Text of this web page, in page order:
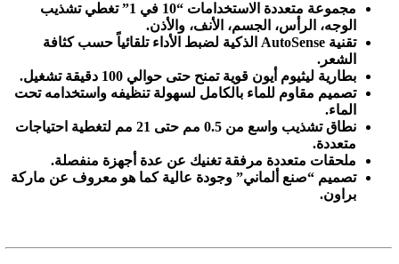
مجموعة متعددة الاستخدامات “10 في 1” تغطي تشذيب
الوجه، الرأس، الجسم، الأنف، والأذن.
تقنية
الذكية لضبط الأداء تلقائياً حسب كثافة
الشعر .
بطارية ليثيوم أيون قوية تمنح حتى حوالي 100 دقيقة تشغيل
.
تصميم مقاوم للماء بالكامل لسهولة تنظيفه واستخدامه تحت
الماء.
نطاق تشذيب واسع من 0.5 مم حتى 21 مم لتغطية احتياجات
متعددة.
ملحقات متعددة مرفقة تغنيك عن عدة أجهزة منفصلة.
تصميم “صنع ألماني” وجودة عالية كما هو معروف عن ماركة
براون.